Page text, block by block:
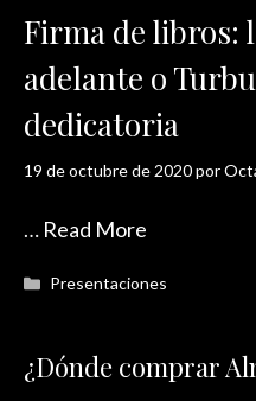
Firma de libros:
adelante o
dedicatoria
19 de octubre de 2020por
… Read More
Categorías
Presentaciones
¿Dónde comprar